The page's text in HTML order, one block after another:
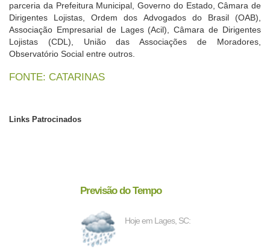
parceria da Prefeitura Municipal, Governo do Estado, Câmara de
Dirigentes Lojistas, Ordem dos Advogados do Brasil (OAB),
Associação Empresarial de Lages (Acil), Câmara de Dirigentes
Lojistas (CDL), União das Associações de Moradores,
Observatório Social entre outros.
FONTE: CATARINAS
Links Patrocinados
Previsão do Tempo
Hoje em Lages, SC: